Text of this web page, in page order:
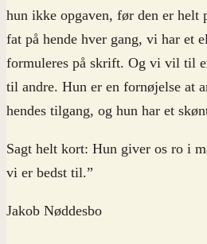
hun ikke opgaven, før den er helt
fat på hende hver gang, vi har et
formuleres på skrift. Og vi vil til
til andre. Hun er en fornøjelse at
hendes tilgang, og hun har et
Sagt helt kort: Hun giver os ro i
vi er bedst til.”
Jakob Nøddesbo